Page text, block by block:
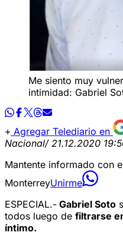
Me siento muy
intimidad: Gabriel
Agregar Telediario en
Nacional/ 21.12.2020
Mantente informado con
MonterreyUnirme
ESPECIAL.- Gabriel Soto
todos luego de filtrarse
íntimo.